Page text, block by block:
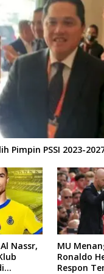
Pimpin PSSI 2023-
Nassr,
MU
Ronaldo
Respon